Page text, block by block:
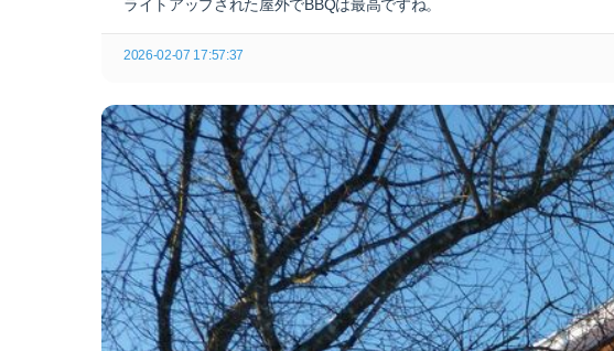
ライトアップされた屋外でBBQは最高ですね。
2026-02-07 17:57:37